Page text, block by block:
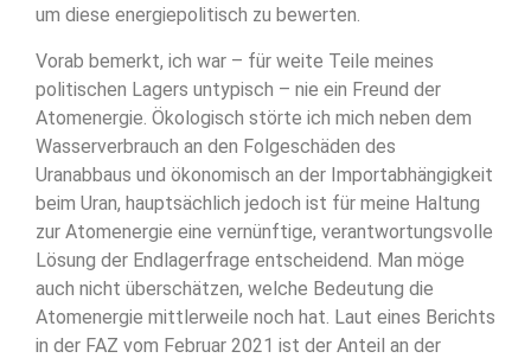
um diese energiepolitisch zu bewerten.
Vorab bemerkt, ich war – für weite Teile meines
politischen Lagers untypisch – nie ein Freund der
Atomenergie. Ökologisch störte ich mich neben dem
Wasserverbrauch an den Folgeschäden des
Uranabbaus und ökonomisch an der Importabhängigkeit
beim Uran, hauptsächlich jedoch ist für meine Haltung
zur Atomenergie eine vernünftige, verantwortungsvolle
Lösung der Endlagerfrage entscheidend. Man möge
auch nicht überschätzen, welche Bedeutung die
Atomenergie mittlerweile noch hat. Laut eines Berichts
in der FAZ vom Februar 2021 ist der Anteil an der